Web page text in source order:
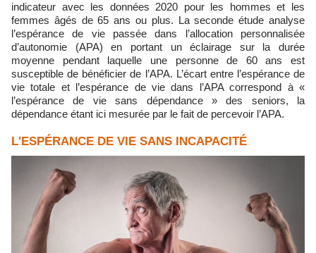
indicateur avec les données 2020 pour les hommes et les
femmes âgés de 65 ans ou plus. La seconde étude analyse
l’espérance de vie passée dans l’allocation personnalisée
d’autonomie (APA) en portant un éclairage sur la durée
moyenne pendant laquelle une personne de 60 ans est
susceptible de bénéficier de l’APA. L’écart entre l’espérance de
vie totale et l’espérance de vie dans l’APA correspond à «
l’espérance de vie sans dépendance » des seniors, la
dépendance étant ici mesurée par le fait de percevoir l’APA.
L'ESPÉRANCE DE VIE SANS INCAPACITÉ